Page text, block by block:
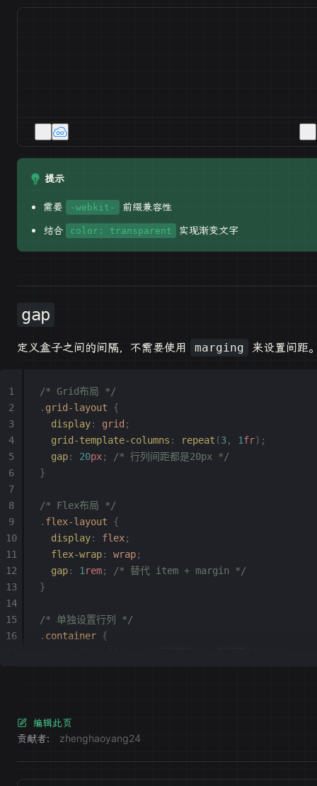
提示
需要 -webkit-
前缀兼容性
结合
color: transparent 实现渐变文字
gap
定义盒子之间的间隔，不需要使用 marging 来设置间距
/* Grid布局 */
. grid-layout {
  display
: grid ;
  grid-template-columns
: repeat (3, 1fr);
  gap
: 20px;
/* 行列间距都是20px */
}
/* Flex布局 */
. flex-layout {
  display
: flex;
  flex-wrap
: wrap;
  gap
: 1 rem;
/* 替代 item + margin */
}
/* 单独设置行列 */
. container {
编辑此页
贡献者:
zhenghaoyang24